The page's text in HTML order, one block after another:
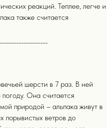
реакций. Теплее, легче и
также считается
шерсти в 7 раз. В ней
Она считается
природой – альпака живут в
порывистых ветров до